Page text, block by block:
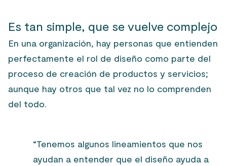
Es tan simple, que se vuelve complejo
En una organización, hay personas que entienden
perfectamente el rol de diseño como parte del
proceso de creación de productos y servicios;
aunque hay otros que tal vez no lo comprenden
del todo.
“Tenemos algunos lineamientos que nos
ayudan a entender que el diseño ayuda a